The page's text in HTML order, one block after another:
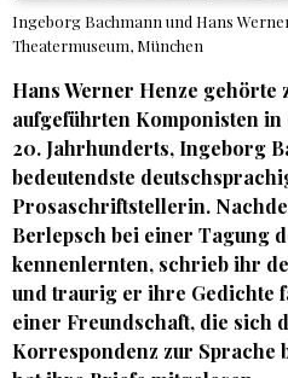
Ingeborg Bachmann und Hans
Theatermuseum, München
Hans Werner Henze gehörte
aufgeführten Komponisten
20. Jahrhunderts, Ingeborg
bedeutendste
Prosaschriftstellerin.
Berlepsch bei einer Tagung
kennenlernten, schrieb ihr
und traurig er ihre Gedichte
einer Freundschaft, die sich
Korrespondenz zur Sprache